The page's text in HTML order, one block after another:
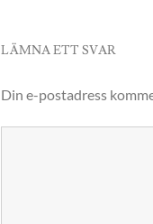
LÄMNA ETT SVAR
Din e-postadress